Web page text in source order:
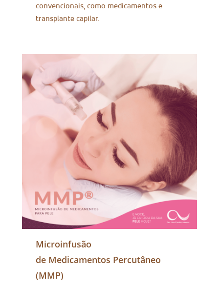
convencionais, como medicamentos e
transplante capilar.
Microinfusão
de Medicamentos Percutâneo
(MMP)